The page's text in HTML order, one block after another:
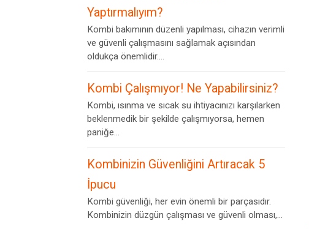
Yaptırmalıyım?
Kombi bakımının düzenli yapılması, cihazın verimli
ve güvenli çalışmasını sağlamak açısından
oldukça önemlidir....
Kombi Çalışmıyor! Ne Yapabilirsiniz?
Kombi, ısınma ve sıcak su ihtiyacınızı karşılarken
beklenmedik bir şekilde çalışmıyorsa, hemen
paniğe...
Kombinizin Güvenliğini Artıracak 5
İpucu
Kombi güvenliği, her evin önemli bir parçasıdır.
Kombinizin düzgün çalışması ve güvenli olması,...